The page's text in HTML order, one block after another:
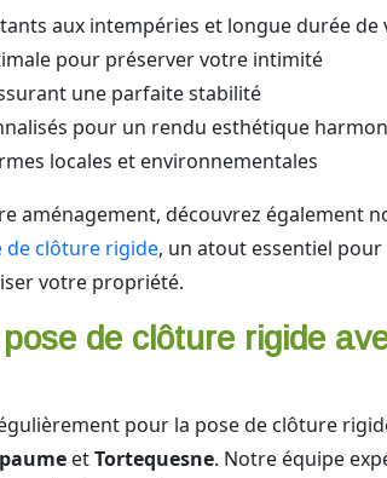
aux intempéries et longue durée de
pour préserver votre intimité
une parfaite stabilité
pour un rendu esthétique
locales et environnementales
aménagement, découvrez également
de clôture rigide, un atout essentiel
votre propriété.
de clôture rigide
pour la pose de clôture
etTortequesne. Notre équipe